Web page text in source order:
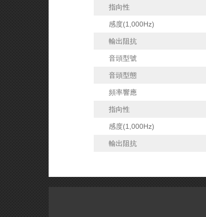
指向性
感度(1,000Hz)
輸出阻抗
音頭型號
音頭型態
頻率響應
指向性
感度(1,000Hz)
輸出阻抗